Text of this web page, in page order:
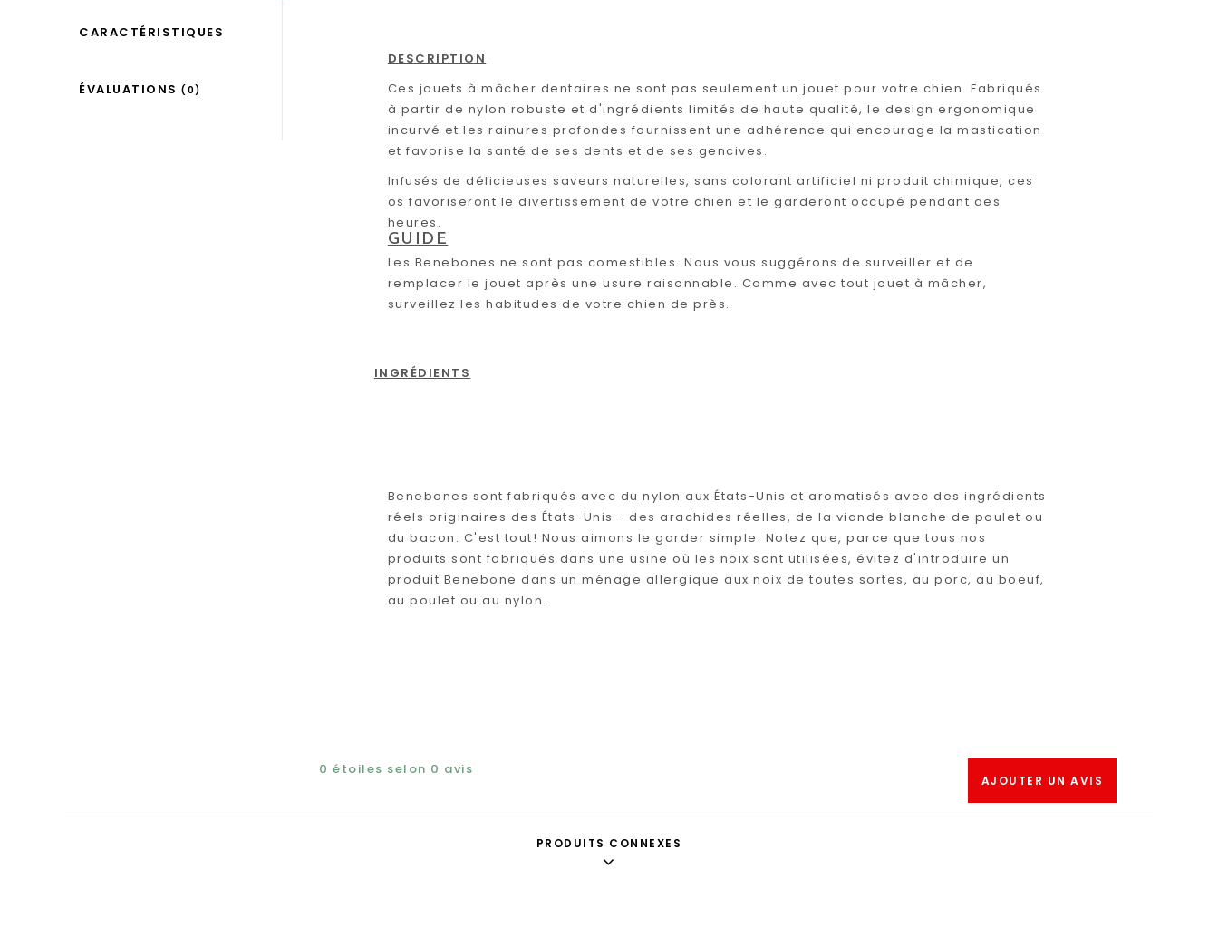
CARACTÉRISTIQUES
ÉVALUATIONS (0)
DESCRIPTION
Ces jouets à mâcher dentaires ne sont pas seulement un jouet pour votre chien. Fabriqués
à partir de nylon robuste et d'ingrédients limités de haute qualité, le design ergonomique
incurvé et les rainures profondes fournissent une adhérence qui encourage la mastication
et favorise la santé de ses dents et de ses gencives.
Infusés de délicieuses saveurs naturelles, sans colorant artificiel ni produit chimique, ces
os favoriseront le divertissement de votre chien et le garderont occupé pendant des
heures.
GUIDE
Les Benebones ne sont pas comestibles. Nous vous suggérons de surveiller et de
remplacer le jouet après une usure raisonnable. Comme avec tout jouet à mâcher,
surveillez les habitudes de votre chien de près.
INGRÉDIENTS
Benebones sont fabriqués avec du nylon aux États-Unis et aromatisés avec des ingrédients
réels originaires des États-Unis - des arachides réelles, de la viande blanche de poulet ou
du bacon. C'est tout! Nous aimons le garder simple. Notez que, parce que tous nos
produits sont fabriqués dans une usine où les noix sont utilisées, évitez d'introduire un
produit Benebone dans un ménage allergique aux noix de toutes sortes, au porc, au boeuf,
au poulet ou au nylon.
AJOUTER UN AVIS
0 étoiles selon 0 avis
PRODUITS CONNEXES